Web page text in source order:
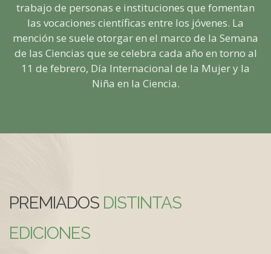
trabajo de personas e instituciones que fomentan
las vocaciones científicas entre los jóvenes. La
mención se suele otorgar en el marco de la Semana
de las Ciencias que se celebra cada año en torno al
11 de febrero, Día Internacional de la Mujer y la
Niña en la Ciencia.
PREMIADOS DISTINTAS
EDICIONES